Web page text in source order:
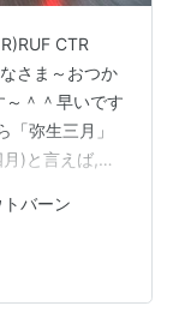
CTR
さま～おつか
＾＾早いです
弥生三月」
)と言えば,旧
、人間関係も
」の春です。
元気に活き
弥生
トバーン